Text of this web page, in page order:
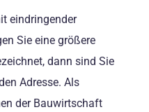
eindringender
Sie eine größere
dann sind Sie
Adresse. Als
der Bauwirtschaft